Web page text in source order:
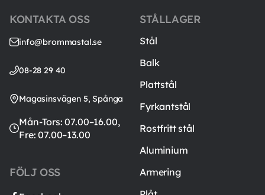
KONTAKTA OSS
info@brommastal.se
08-28 29 40
Magasinsvägen 5, Spånga
Mån-Tors: 07.00–16.00,
Fre: 07.00–13.00
FÖLJ OSS
STÅLLAGER
Stål
Balk
Plattstål
Fyrkantstål
Rostfritt stål
Aluminium
Armering